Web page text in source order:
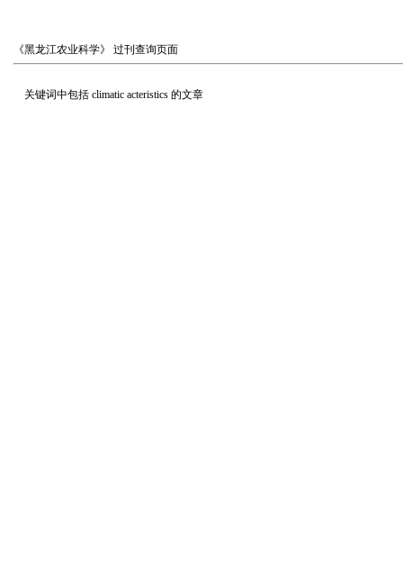
《黑龙江农业科学》 过刊查询页面
关键词中包括 climatic acteristics 的文章